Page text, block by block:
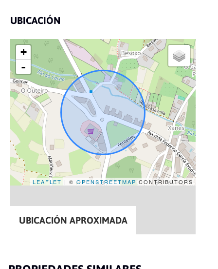
UBICACIÓN
+
-
LEAFLET | ©OPENSTREETMAP CONTRIBUTORS
UBICACIÓN APROXIMADA